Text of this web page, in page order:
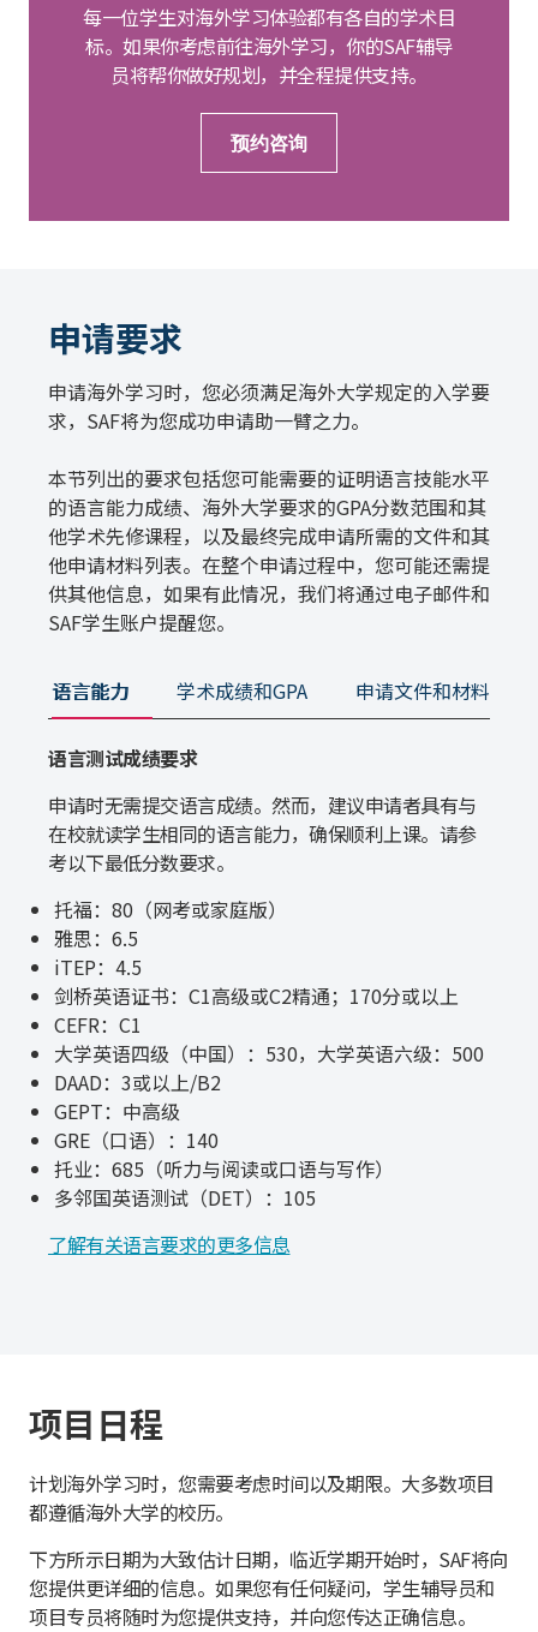
每一位学生对海外学习体验都有各自的学术目
标。如果你考虑前往海外学习，你的SAF辅导
员将帮你做好规划，并全程提供支持。
预约咨询
申请要求
申请海外学习时，您必须满足海外大学规定的入学要
求，SAF将为您成功申请助一臂之力。
本节列出的要求包括您可能需要的证明语言技能水平
的语言能力成绩、海外大学要求的GPA分数范围和其
他学术先修课程，以及最终完成申请所需的文件和其
他申请材料列表。在整个申请过程中，您可能还需提
供其他信息，如果有此情况，我们将通过电子邮件和
SAF学生账户提醒您。
语言能力 学术成绩和GPA 申请文件和材料
语言测试成绩要求
申请时无需提交语言成绩。然而，建议申请者具有与
在校就读学生相同的语言能力，确保顺利上课。请参
考以下最低分数要求。
托福：80（网考或家庭版）
雅思：6.5
iTEP：4.5
剑桥英语证书：C1高级或C2精通；170分或以上
CEFR：C1
大学英语四级（中国）：530，大学英语六级：500
DAAD：3或以上/B2
GEPT：中高级
GRE（口语）：140
托业：685（听力与阅读或口语与写作）
多邻国英语测试（DET）：105
了解有关语言要求的更多信息
项目日程
计划海外学习时，您需要考虑时间以及期限。大多数项目
都遵循海外大学的校历。
下方所示日期为大致估计日期，临近学期开始时，SAF将向
您提供更详细的信息。如果您有任何疑问，学生辅导员和
项目专员将随时为您提供支持，并向您传达正确信息。